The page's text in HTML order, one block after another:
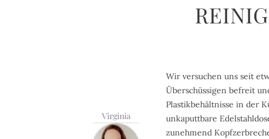
Virginia
Wir versuchen uns seit
Überschüssigen befreit
Plastikbehältnisse in der
unkaputtbare
zunehmend